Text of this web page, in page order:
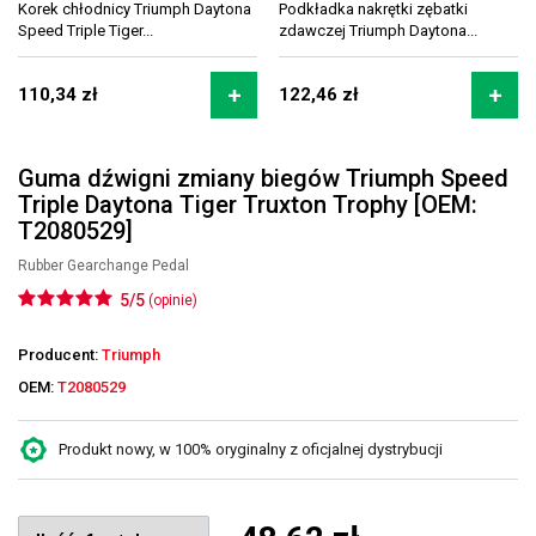
Korek chłodnicy Triumph Daytona
Speed Triple Tiger...
110,34 zł
Podkładka nakrętki zębatki
zdawczej Triumph Daytona...
122,46 zł
Guma dźwigni zmiany biegów Triumph Speed
Triple Daytona Tiger Truxton Trophy [OEM:
T2080529]
Rubber Gearchange Pedal
5/5 (opinie)
Producent: Triumph
OEM: T2080529
Produkt nowy, w 100% oryginalny z oficjalnej dystrybucji